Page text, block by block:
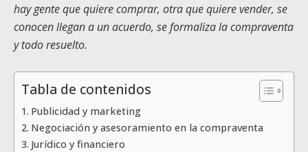
hay gente que quiere comprar, otra que quiere vender, se
conocen llegan a un acuerdo, se formaliza la compraventa
y todo resuelto.
Tabla de contenidos
Publicidad y marketing
Negociación y asesoramiento en la compraventa
Jurídico y financiero